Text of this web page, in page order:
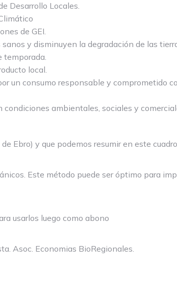
Desarrollo Locales.
de GEI.
y disminuyen la degradación de las
temporada.
local.
un consumo responsable y comprometido
ambientales, sociales y
Ebro) y que podemos resumir en este
Este método puede ser óptimo para
usarlos luego como abono
Asoc. Economias BioRegionales.